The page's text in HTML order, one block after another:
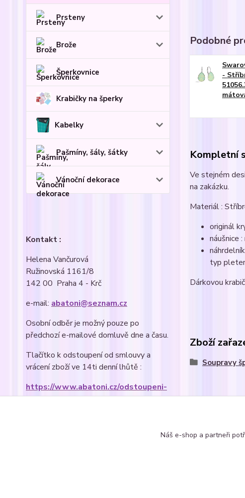
Prsteny
Brože
Šperkovnice
Krabičky na šperky
Kabelky
Pašmíny, šály, šátky
Vánoční dekorace
Kontakt :
Helena Vančurová
Ružinovská 1161/8
142 00 Praha 4 - Krč
e-mail: abatoni@seznam.cz
Osobní odběr je možný pouze po
předchozí e-mailové domluvě dne a času.
Tlačítko k odstoupení od smlouvy a
vrácení zboží ve 14ti denní lhůtě :
https://www.abatoni.cz/odstoupeni-
od-smlouvy
Podobné
-
Kompletní
Ve stejném
na zakázku.
Materiál :
originál
náušnice
typ
Dárkovou
Zboží
Soupravy
Náš e-shop a partneři